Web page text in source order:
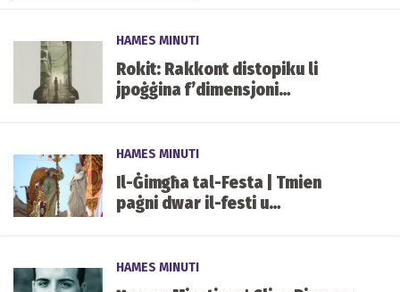
HAMES MINUTI
Rokit: Rakkont distopiku li
jpoġġina f’dimensjoni
HAMES MINUTI
Il-Ġimgħa tal-Festa | Tmien
paġni dwar il-festi u
HAMES MINUTI